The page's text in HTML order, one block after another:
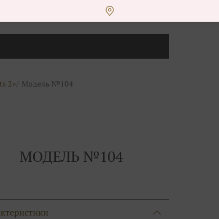
2» Модель №104
МОДЕЛЬ №104